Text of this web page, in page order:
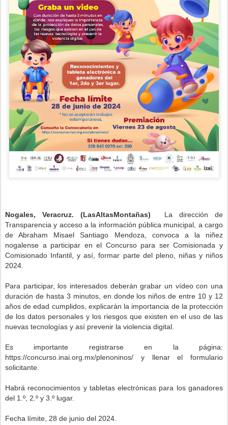
Nogales, Veracruz. (LasAltasMontañas)
La dirección de
Transparencia y acceso a la información pública municipal, a cargo
de Abraham Misael Santiago Mendoza, convoca a la niñez
nogalense a participar en el Concurso para ser Comisionada y
Comisionado Infantil, y así, formar parte del pleno, niñas y niños
2024.
Para participar, los interesados deberán grabar un vídeo con una
duración de hasta 3 minutos, en donde los niños de entre 10 y 12
años de edad cumplidos, explicarán la importancia de la protección
de los datos personales y los riesgos que existen en el uso de las
nuevas tecnologías y así prevenir la violencia digital.
Es importante registrarse en la página:
https://concurso.inai.org.mx/plenoninos/ y llenar el formulario
solicitante.
Habrá reconocimientos y tabletas electrónicas para los ganadores
del 1.º, 2.º y 3.º lugar.
Fecha límite, 28 de junio del 2024.